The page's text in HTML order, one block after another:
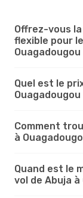
Offrez-vous
flexible pour
Ouagadougou
Quel est le
Ouagadougou
Comment
à
Quand est le
vol de Abuja à